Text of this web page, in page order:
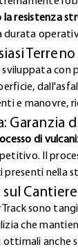
resistenza
durata
Terreno
con
e manovre,
Garanzia
di
Il
nella
Cantiere
sono
che
anche